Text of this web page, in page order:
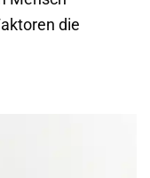
die